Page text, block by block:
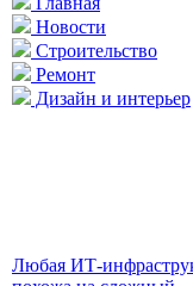
Новости
Строительство
Ремонт
Дизайн и интерьер
Любая ИТ-